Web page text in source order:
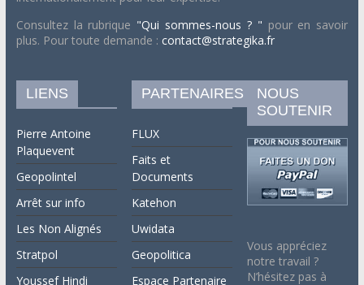
Consultez la rubrique "Qui sommes-nous ? " pour en savoir
plus. Pour toute demande : contact@strategika.fr
LIENS
Pierre Antoine
Plaquevent
Geopolintel
Arrêt sur info
Les Non Alignés
Stratpol
Youssef Hindi
PARTENAIRES
FLUX
Faits et
Documents
Katehon
Uwidata
Geopolitica
Espace Partenaire
NOUS
SOUTENIR
Vous appréciez
notre travail ?
N’hésitez pas à